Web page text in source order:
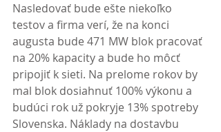
Nasledovať bude ešte niekoľko
testov a firma verí, že na konci
augusta bude 471 MW blok pracovať
na 20% kapacity a bude ho môcť
pripojiť k sieti. Na prelome rokov by
mal blok dosiahnuť 100% výkonu a
budúci rok už pokryje 13% spotreby
Slovenska. Náklady na dostavbu